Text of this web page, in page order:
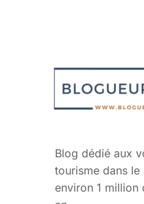
Blog dédié aux
tourisme dans
environ 1 million